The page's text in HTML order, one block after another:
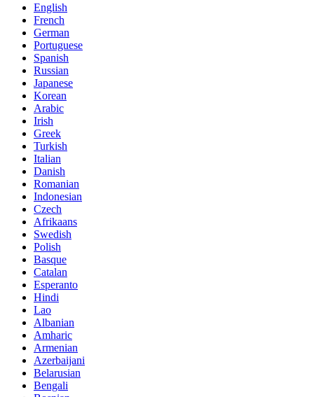
English
French
German
Portuguese
Spanish
Russian
Japanese
Korean
Arabic
Irish
Greek
Turkish
Italian
Danish
Romanian
Indonesian
Czech
Afrikaans
Swedish
Polish
Basque
Catalan
Esperanto
Hindi
Lao
Albanian
Amharic
Armenian
Azerbaijani
Belarusian
Bengali